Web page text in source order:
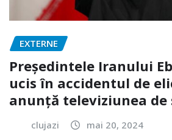
EXTERNE
Președintele Iranului
ucis în accidentul de
anunță televiziunea de
clujazi mai 20, 2024